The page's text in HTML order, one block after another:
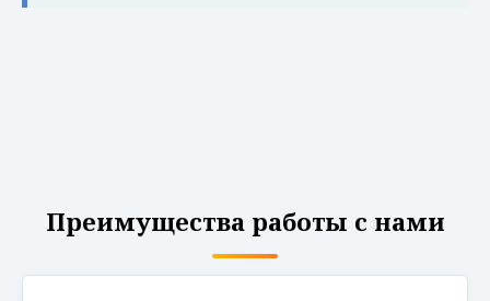
Преимущества работы с нами